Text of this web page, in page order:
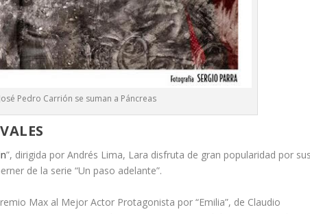
Pedro Carrión se suman a Páncreas
”, dirigida por Andrés Lima, Lara disfruta de gran popularidad por
de la serie “Un paso adelante”.
Max al Mejor Actor Protagonista por “Emilia”, de Claudio